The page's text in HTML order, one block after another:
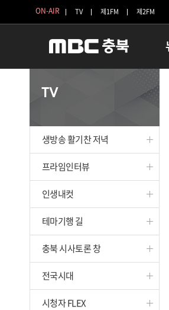
ON-AIR TV 제1FM 제2FM
보은
옥천
TV
생방송 활기찬 저녁
프라임인터뷰
인생내컷
테마기행 길
충북 시사토론 창
전국시대
시청자 FLEX